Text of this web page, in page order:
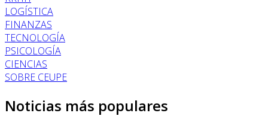
LOGÍSTICA
FINANZAS
TECNOLOGÍA
PSICOLOGÍA
CIENCIAS
SOBRE CEUPE
Noticias más populares